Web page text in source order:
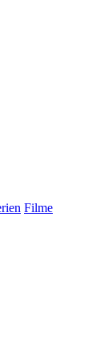
Filme